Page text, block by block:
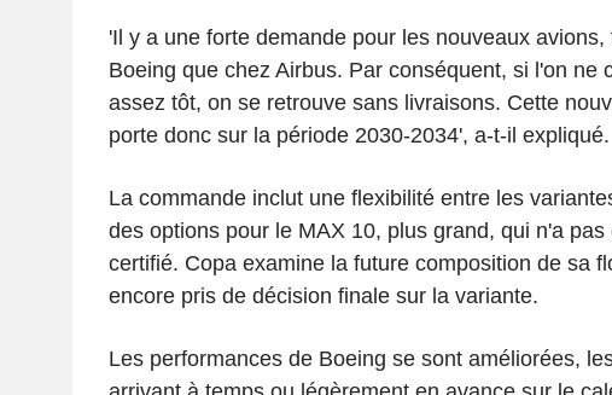
'Il y a une forte demande pour les nouveaux avions,
Boeing que chez Airbus. Par conséquent, si l'on ne
assez tôt, on se retrouve sans livraisons. Cette
porte donc sur la période 2030-2034', a-t-il expliqué.
La commande inclut une flexibilité entre les
des options pour le MAX 10, plus grand, qui n'a pas
certifié. Copa examine la future composition de sa
encore pris de décision finale sur la variante.
Les performances de Boeing se sont améliorées,